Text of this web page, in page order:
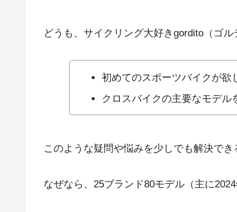
どうも、サイクリング大好きgordito（ゴル
初めてのスポーツバイクが欲
クロスバイクの主要なモデル
このような疑問や悩みを少しでも解決でき
なぜなら、25ブランド80モデル（主に